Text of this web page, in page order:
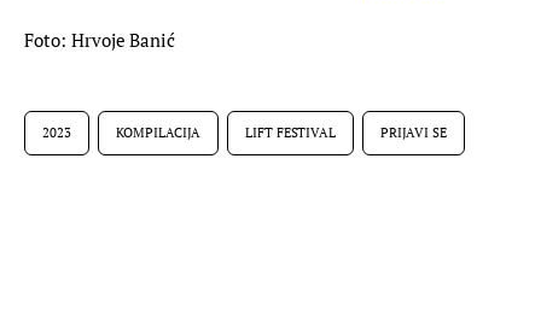
Foto: Hrvoje Banić
2023 KOMPILACIJA LIFT FESTIVAL PRIJAVI SE